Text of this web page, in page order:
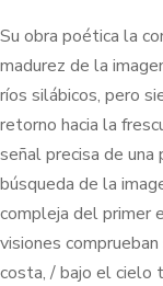
Su obra poética la
madurez de la
ríos silábicos, pero
retorno hacia la
señal precisa de una
búsqueda de la
compleja del primer
visiones
costa, / bajo el cielo